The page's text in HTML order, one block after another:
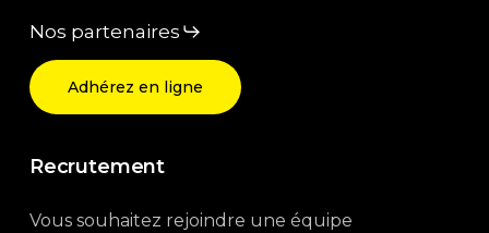
Nos partenaires
Adhérez en ligne
Recrutement
Vous souhaitez rejoindre une équipe